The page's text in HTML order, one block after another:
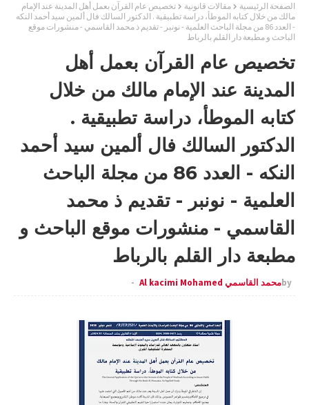
الصفحة الرئيسية مقالات قانونية
تخصيص عام القرآن بعمل أهل المدينة عند الإمام
مالك من خلال كتابه الموطأ، دراسة تطبيقية . الدكتور السالك فال ألمين سيد أحمد النكه
- العدد 86 من مجلة الباحث العلمية - نونبر - تقديم ذ محمد القاسمي - منشورات موقع
الباحث و مطبعة دار القلم بالرباط
تخصيص عام القرآن بعمل أهل
المدينة عند الإمام مالك من خلال
كتابه الموطأ، دراسة تطبيقية .
الدكتور السالك فال ألمين سيد أحمد
النكه - العدد 86 من مجلة الباحث
العلمية - نونبر - تقديم ذ محمد
القاسمي - منشورات موقع الباحث و
مطبعة دار القلم بالرباط
byمحمد القاسمي Al kacimi Mohamed